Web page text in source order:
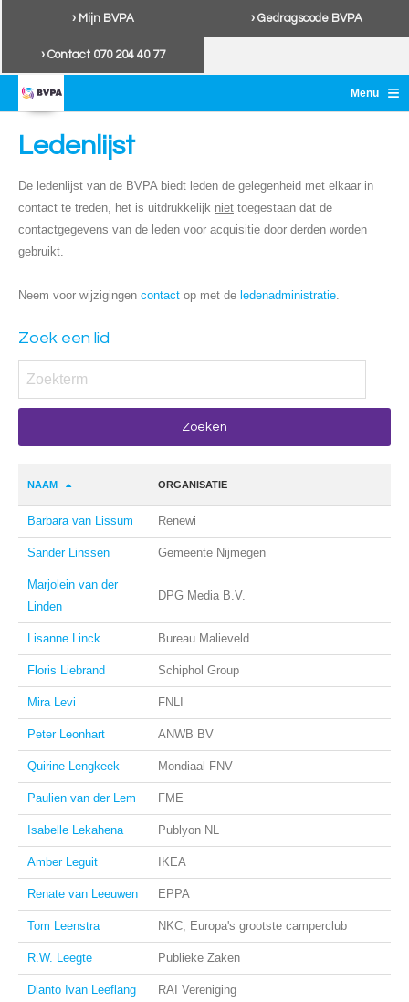
› Mijn BVPA › Gedragscode BVPA
› Contact 070 204 40 77
Menu ≡
Ledenlijst
De ledenlijst van de BVPA biedt leden de gelegenheid met elkaar in
contact te treden, het is uitdrukkelijk niet toegestaan dat de
contactgegevens van de leden voor acquisitie door derden worden
gebruikt.
Neem voor wijzigingen contact op met de ledenadministratie.
Zoek een lid
NAAM ORGANISATIE
Barbara van Lissum Renewi
Sander Linssen Gemeente Nijmegen
Marjolein van der
Linden
DPG Media B.V.
Lisanne Linck Bureau Malieveld
Floris Liebrand Schiphol Group
Mira Levi FNLI
Peter Leonhart ANWB BV
Quirine Lengkeek Mondiaal FNV
Paulien van der Lem FME
Isabelle Lekahena Publyon NL
Amber Leguit IKEA
Renate van Leeuwen EPPA
Tom Leenstra NKC, Europa's grootste camperclub
R.W. Leegte Publieke Zaken
Dianto Ivan Leeflang RAI Vereniging